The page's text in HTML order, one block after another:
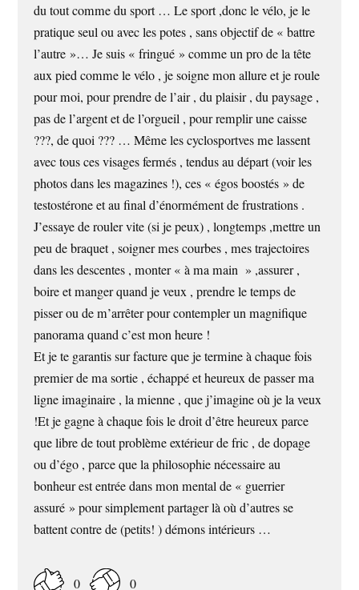
du tout comme du sport … Le sport ,donc le vélo, je le
pratique seul ou avec les potes , sans objectif de « battre
l’autre »… Je suis « fringué » comme un pro de la tête
aux pied comme le vélo , je soigne mon allure et je roule
pour moi, pour prendre de l’air , du plaisir , du paysage ,
pas de l’argent et de l’orgueil , pour remplir une caisse
???, de quoi ??? … Même les cyclosportves me lassent
avec tous ces visages fermés , tendus au départ (voir les
photos dans les magazines !), ces « égos boostés » de
testostérone et au final d’énormément de frustrations .
J’essaye de rouler vite (si je peux) , longtemps ,mettre un
peu de braquet , soigner mes courbes , mes trajectoires
dans les descentes , monter « à ma main » ,assurer ,
boire et manger quand je veux , prendre le temps de
pisser ou de m’arrêter pour contempler un magnifique
panorama quand c’est mon heure !
Et je te garantis sur facture que je termine à chaque fois
premier de ma sortie , échappé et heureux de passer ma
ligne imaginaire , la mienne , que j’imagine où je la veux
!Et je gagne à chaque fois le droit d’être heureux parce
que libre de tout problème extérieur de fric , de dopage
ou d’égo , parce que la philosophie nécessaire au
bonheur est entrée dans mon mental de « guerrier
assuré » pour simplement partager là où d’autres se
battent contre de (petits! ) démons intérieurs …
0 0